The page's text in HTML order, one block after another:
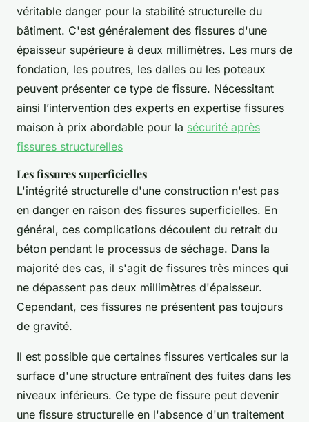
véritable danger pour la stabilité structurelle du
bâtiment. C'est généralement des fissures d'une
épaisseur supérieure à deux millimètres. Les murs de
fondation, les poutres, les dalles ou les poteaux
peuvent présenter ce type de fissure. Nécessitant
ainsi l’intervention des experts en expertise fissures
maison à prix abordable pour la sécurité après
fissures structurelles
Les fissures superficielles
L'intégrité structurelle d'une construction n'est pas
en danger en raison des fissures superficielles. En
général, ces complications découlent du retrait du
béton pendant le processus de séchage. Dans la
majorité des cas, il s'agit de fissures très minces qui
ne dépassent pas deux millimètres d'épaisseur.
Cependant, ces fissures ne présentent pas toujours
de gravité.
Il est possible que certaines fissures verticales sur la
surface d'une structure entraînent des fuites dans les
niveaux inférieurs. Ce type de fissure peut devenir
une fissure structurelle en l'absence d'un traitement